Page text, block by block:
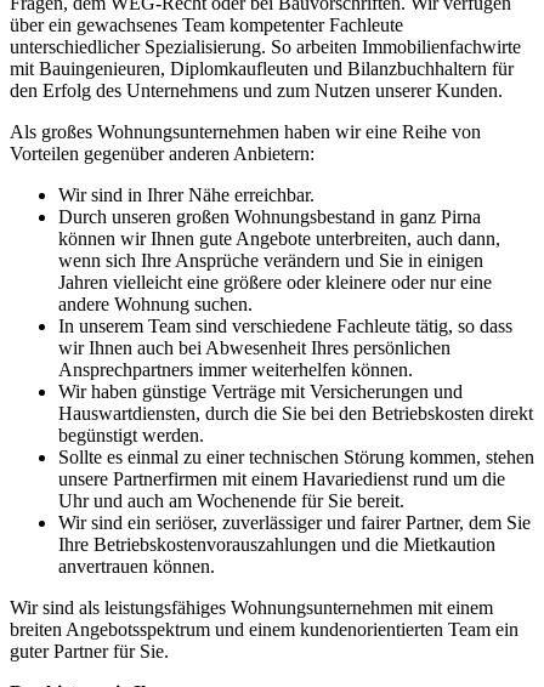
über ein gewachsenes Team kompetenter Fachleute
unterschiedlicher Spezialisierung. So arbeiten Immobilienfachwirte
mit Bauingenieuren, Diplomkaufleuten und Bilanzbuchhaltern für
den Erfolg des Unternehmens und zum Nutzen unserer Kunden.
Als großes Wohnungsunternehmen haben wir eine Reihe von
Vorteilen gegenüber anderen Anbietern:
Wir sind in Ihrer Nähe erreichbar.
Durch unseren großen Wohnungsbestand in ganz Pirna
können wir Ihnen gute Angebote unterbreiten, auch dann,
wenn sich Ihre Ansprüche verändern und Sie in einigen
Jahren vielleicht eine größere oder kleinere oder nur eine
andere Wohnung suchen.
In unserem Team sind verschiedene Fachleute tätig, so dass
wir Ihnen auch bei Abwesenheit Ihres persönlichen
Ansprechpartners immer weiterhelfen können.
Wir haben günstige Verträge mit Versicherungen und
Hauswartdiensten, durch die Sie bei den Betriebskosten direkt
begünstigt werden.
Sollte es einmal zu einer technischen Störung kommen, stehen
unsere Partnerfirmen mit einem Havariedienst rund um die
Uhr und auch am Wochenende für Sie bereit.
Wir sind ein seriöser, zuverlässiger und fairer Partner, dem Sie
Ihre Betriebskostenvorauszahlungen und die Mietkaution
anvertrauen können.
Wir sind als leistungsfähiges Wohnungsunternehmen mit einem
breiten Angebotsspektrum und einem kundenorientierten Team ein
guter Partner für Sie.